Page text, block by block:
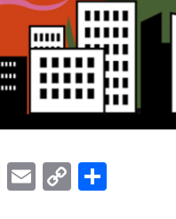
X Email
Copy